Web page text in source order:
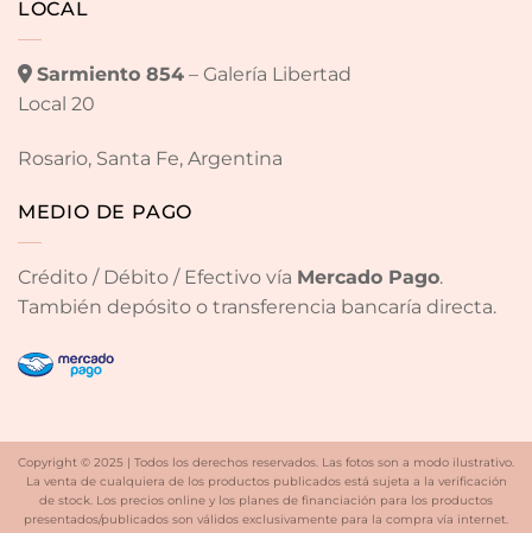
LOCAL
Sarmiento 854– Galería Libertad
Local 20
Rosario, Santa Fe, Argentina
MEDIO DE PAGO
Crédito / Débito / Efectivo vía Mercado Pago.
También depósito o transferencia bancaría directa.
Copyright © 2025 | Todos los derechos reservados. Las fotos son a modo ilustrativo.
La venta de cualquiera de los productos publicados está sujeta a la verificación
de stock. Los precios online y los planes de financiación para los productos
presentados/publicados son válidos exclusivamente para la compra vía internet.